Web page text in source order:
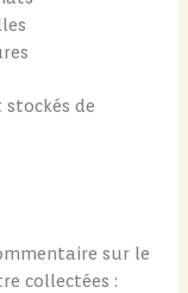
de
sur le
collectées :